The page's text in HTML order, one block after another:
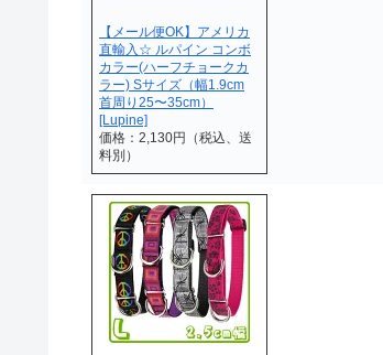
【メール便OK】アメリカ
直輸入☆ ルパイン コンボ
カラー(ハーフチョークカ
ラー) Sサイズ（幅1.9cm
首周り25〜35cm）
[Lupine]
価格：2,130円（税込、送
料別）